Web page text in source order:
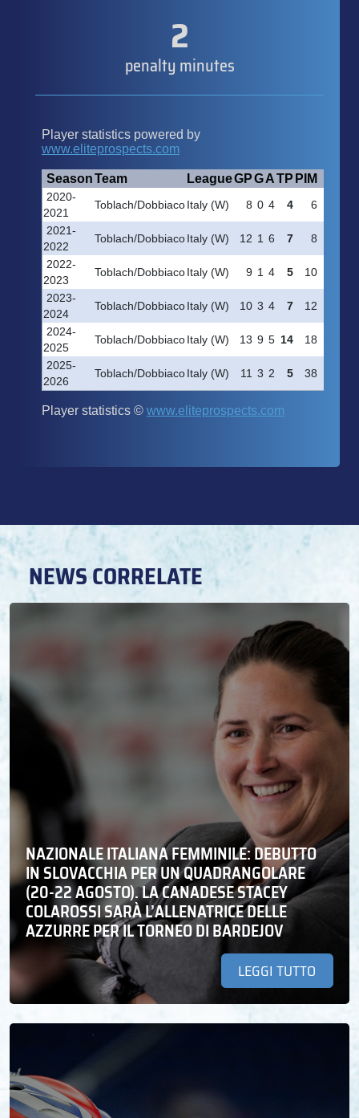
2
penalty minutes
NEWS CORRELATE
NAZIONALE ITALIANA FEMMINILE: DEBUTTO
IN SLOVACCHIA PER UN QUADRANGOLARE
(20-22 AGOSTO). LA CANADESE STACEY
COLAROSSI SARÀ L’ALLENATRICE DELLE
AZZURRE PER IL TORNEO DI BARDEJOV
LEGGI TUTTO